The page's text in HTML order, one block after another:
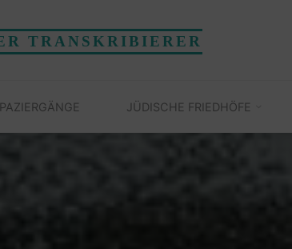
TRANSKRIBIERER
JÜDISCHE FRIEDHÖFE